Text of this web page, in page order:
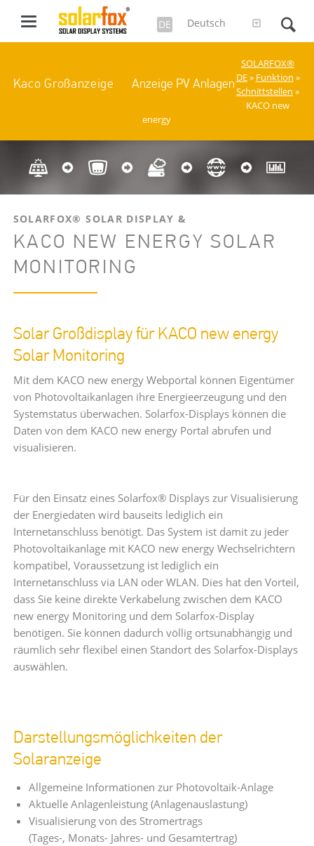
DE Deutsch
Kaco Großanzeige Anzeige PV Anlagen
SOLARFOX®
DE» Funktion »
Schnittstellen »
KACO new
energy
SOLARFOX® SOLAR DISPLAY &
KACO NEW ENERGY SOLAR
MONITORING
Solar Großdisplay für KACO new energy
Solar Monitoring
Mit dem KACO new energy Webportal können Eigentümer
von Photovoltaikanlagen ihre Energieerzeugung und den
Systemstatus überwachen. Solarfox-Displays können die
Daten von dem KACO new energy Portal abrufen und
visualisieren.
Für den Einsatz eines Solarfox® Displays zur Visualisierung
der Energiedaten wird bauseits lediglich ein
Internetanschluss benötigt. Das System ist damit zu jeder
Photovoltaikanlage mit KACO new energy Wechselrichtern
kompatibel, Voraussetzung ist lediglich ein
Internetanschluss via LAN oder WLAN. Dies hat den Vorteil,
dass Sie keine direkte Verkabelung zwischen dem KACO
new energy Monitoring und dem Solarfox-Display
benötigen. Sie können dadurch völlig ortsunabhängig und
räumlich sehr flexibel einen Standort des Solarfox-Displays
auswählen.
Darstellungsmöglichkeiten der
Solaranzeige
Allgemeine Informationen zur Photovoltaik-Anlage
Aktuelle Anlagenleistung (Anlagenauslastung)
Visualisierung von des Stromertrags
(Tages-, Monats- Jahres- und Gesamtertrag)